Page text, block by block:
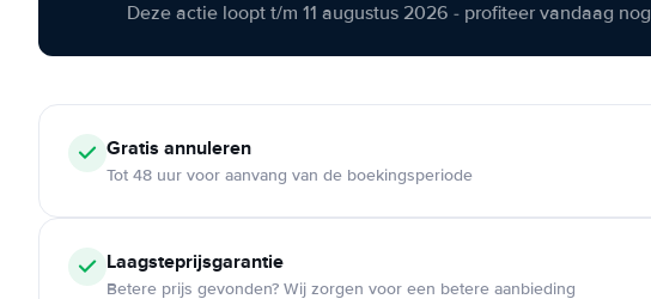
Deze actie loopt t/m 11 augustus 2026 - profiteer vandaag
Gratis annuleren
Tot 48 uur voor aanvang van de boekingsperiode
Laagsteprijsgarantie
Betere prijs gevonden? Wij zorgen voor een betere aanbieding